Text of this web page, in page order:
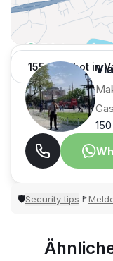
155 Angebot in
🛡Security tips 🚩